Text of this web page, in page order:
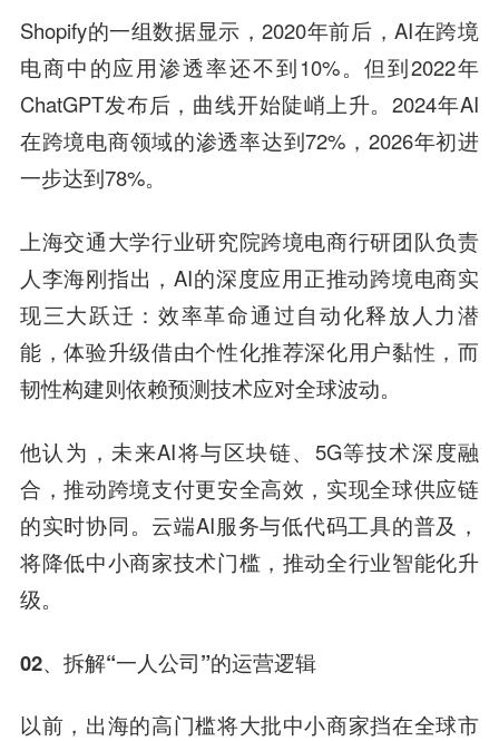
Shopify的一组数据显示，2020年前后，AI在跨境
电商中的应用渗透率还不到10%。但到2022年
ChatGPT发布后，曲线开始陡峭上升。2024年AI
在跨境电商领域的渗透率达到72%，2026年初进
一步达到78%。
上海交通大学行业研究院跨境电商行研团队负责
人李海刚指出，AI的深度应用正推动跨境电商实
现三大跃迁：效率革命通过自动化释放人力潜
能，体验升级借由个性化推荐深化用户黏性，而
韧性构建则依赖预测技术应对全球波动。
他认为，未来AI将与区块链、5G等技术深度融
合，推动跨境支付更安全高效，实现全球供应链
的实时协同。云端AI服务与低代码工具的普及，
将降低中小商家技术门槛，推动全行业智能化升
级。
02、拆解“一人公司”的运营逻辑
以前，出海的高门槛将大批中小商家挡在全球市